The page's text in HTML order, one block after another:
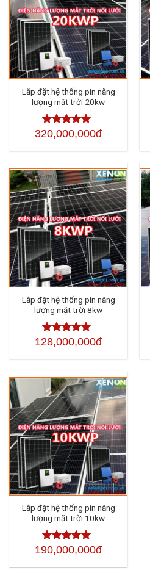
Lắp đặt hệ thống pin năng
lượng mặt trời 20kw
Được xếp
sao
320,000,000đ
Lắp đặt hệ thống pin năng
lượng mặt trời 8kw
Được xếp
sao
128,000,000đ
Lắp đặt hệ thống pin năng
lượng mặt trời 10kw
Được xếp
sao
190,000,000đ